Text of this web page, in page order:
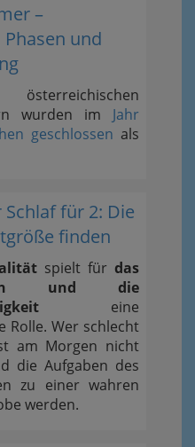
–
und
wurden im Jahr
geschlossen als
für 2: Die
finden
spielt für das
und die
eine
Rolle. Wer schlecht
am Morgen nicht
die Aufgaben des
zu einer wahren
werden.